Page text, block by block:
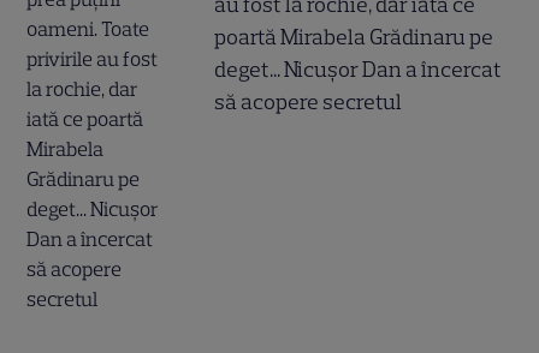
poartă Mirabela Grădinaru pe
deget... Nicușor Dan a încercat
să acopere secretul